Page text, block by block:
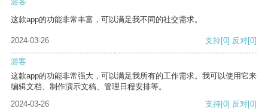
这款app的功能非常丰富，可以满足我不同的社交需求。
2024-03-26 支持[0] 反对[0]
游客
这款app的功能非常强大，可以满足我所有的工作需求。我可以使用它来
编辑文档、制作演示文稿、管理日程安排等。
2024-03-26
支持[0] 反对[0]